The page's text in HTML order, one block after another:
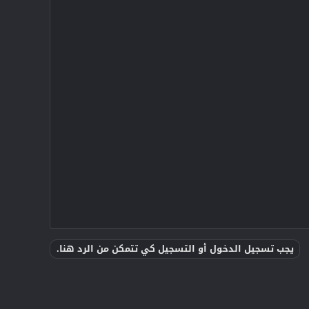
يجب تسجيل الدخول أو التسجيل كي تتمكن من الرد هنا.